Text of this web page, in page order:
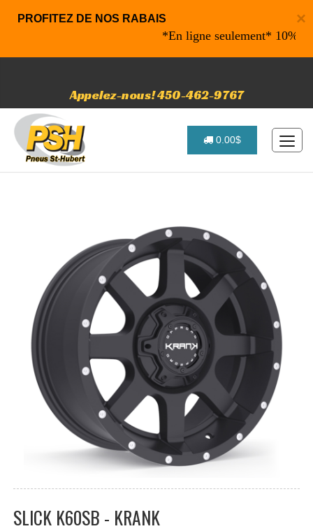
×
PROFITEZ DE NOS RABAIS
*En ligne seulement* 10% de
Appelez-nous! 450-462-9767
0.00$
SLICK K60SB - KRANK